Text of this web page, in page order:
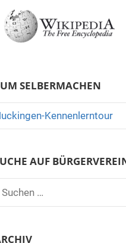
SELBERMACHEN
Kennenlerntour
AUF